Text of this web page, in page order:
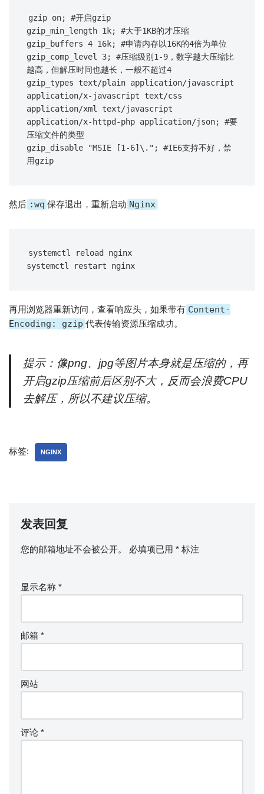
gzip on; #开启gzip
gzip_min_length 1k; #大于1KB的才压缩
gzip_buffers 4 16k; #申请内存以16K的4倍为单位
gzip_comp_level 3; #压缩级别1-9，数字越大压缩比
越高，但解压时间也越长，一般不超过4
gzip_types text/plain application/javascript
application/x-javascript text/css
application/xml text/javascript
application/x-httpd-php application/json; #要
压缩文件的类型
gzip_disable "MSIE [1-6]\."; #IE6支持不好，禁
然后 :wq 保存退出，重新启动 Nginx
systemctl reload nginx
再用浏览器重新访问，查看响应头，如果带有 Content-
Encoding: gzip 代表传输资源压缩成功。
提示：像png、jpg等图片本身就是压缩的，再
开启gzip压缩前后区别不大，反而会浪费CPU
去解压，所以不建议压缩。
标签: NGINX
发表回复
您的邮箱地址不会被公开。 必填项已用 * 标注
显示名称 *
邮箱 *
网站
评论 *